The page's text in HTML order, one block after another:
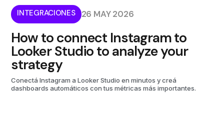
INTEGRACIONES 26 MAY 2026
How to connect Instagram to
Looker Studio to analyze your
strategy
Conectá Instagram a Looker Studio en minutos y creá
dashboards automáticos con tus métricas más importantes.